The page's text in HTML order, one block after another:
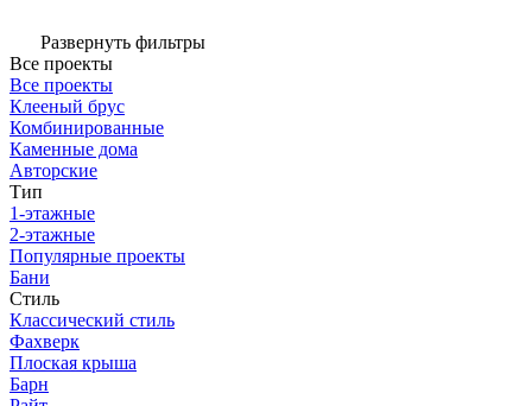
Развернуть фильтры
Все проекты
Все проекты
Клееный брус
Комбинированные
Каменные дома
Авторские
Тип
1-этажные
2-этажные
Популярные проекты
Бани
Стиль
Классический стиль
Фахверк
Плоская крыша
Барн